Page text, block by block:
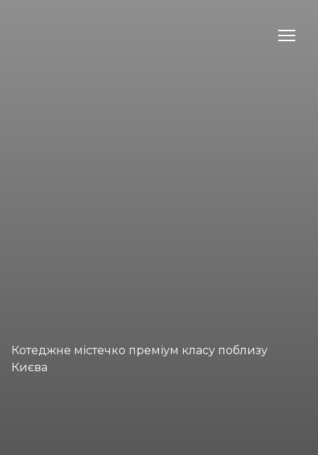
Котеджне містечко преміум класу поблизу
Києва